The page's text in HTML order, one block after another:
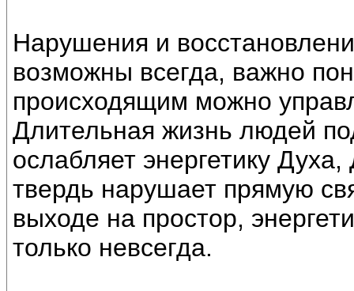
Нарушения и
возможны всегда, важно
происходящим можно
Длительная жизнь людей
ослабляет энергетику
твердь нарушает прямую
выходе на простор,
только невсегда.